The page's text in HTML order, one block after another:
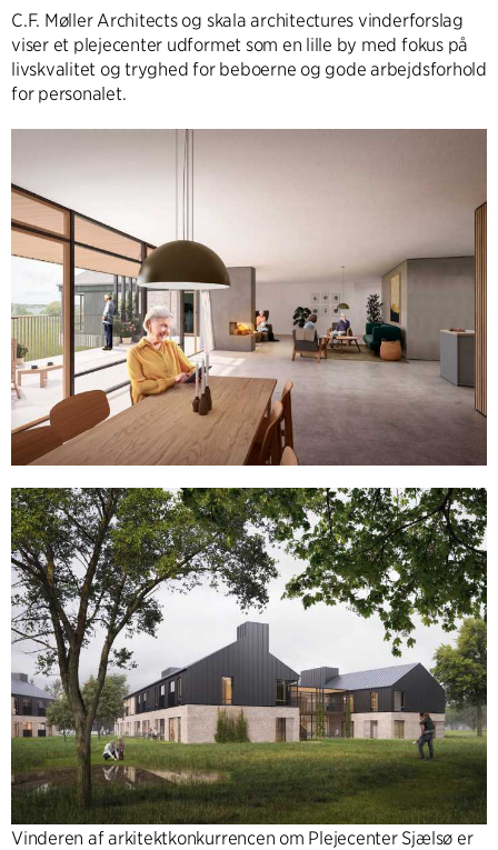
C.F. Møller Architects og skala architectures vinderforslag
viser et plejecenter udformet som en lille by med fokus på
livskvalitet og tryghed for beboerne og gode arbejdsforhold
for personalet.
Vinderen af arkitektkonkurrencen om Plejecenter Sjælsø er